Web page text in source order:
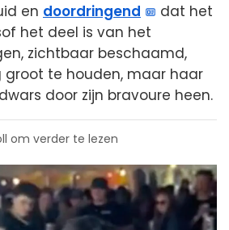
en doordringend
dat het
het deel is van het
zichtbaar beschaamd,
groot te houden, maar haar
door zijn bravoure heen.
om verder te lezen